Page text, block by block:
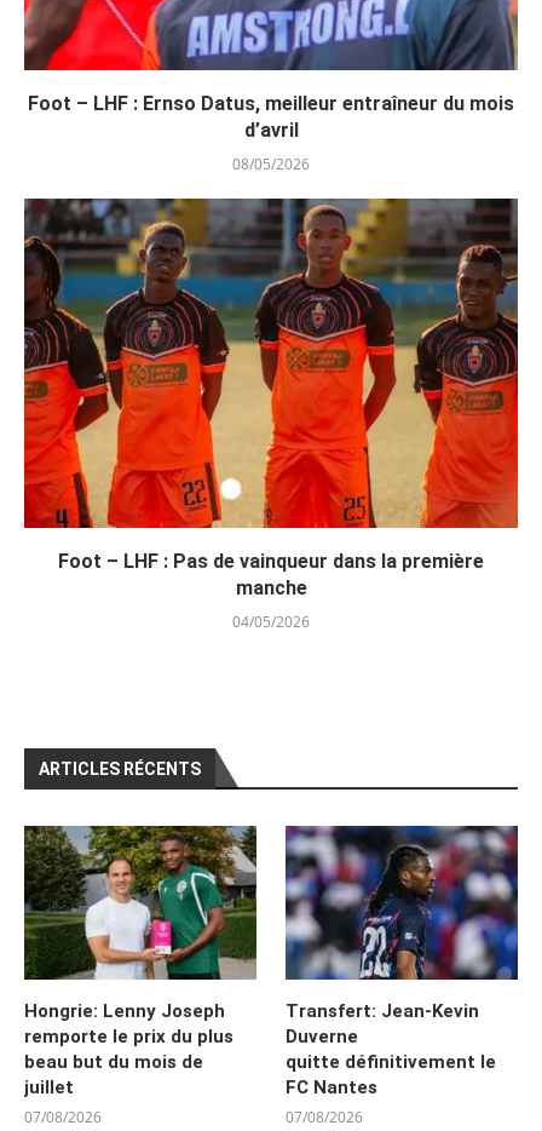
Foot – LHF : Ernso Datus, meilleur entraîneur du mois
d’avril
08/05/2026
Foot – LHF : Pas de vainqueur dans la première
manche
04/05/2026
ARTICLES RÉCENTS
Hongrie: Lenny Joseph
remporte le prix du plus
beau but du mois de
juillet
07/08/2026
Transfert: Jean-Kevin
Duverne
quitte définitivement le
FC Nantes
07/08/2026